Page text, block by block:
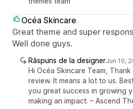
Océa Skincare
Great theme and super
Well done guys.
Răspuns de la designerJun 10,
Hi Océa Skincare Team,
review. It means a lot to us.
you great success in growing
making an impact. – Ascend